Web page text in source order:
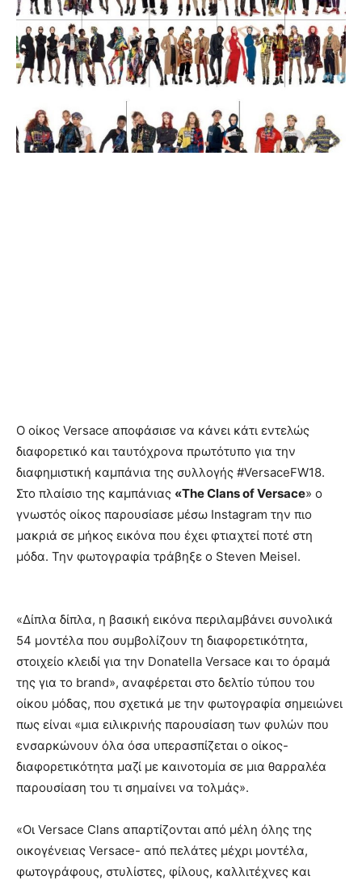
Ο οίκος Versace αποφάσισε να κάνει κάτι εντελώς
διαφορετικό και ταυτόχρονα πρωτότυπο για την
διαφημιστική καμπάνια της συλλογής #VersaceFW18.
Στο πλαίσιο της καμπάνιας «The Clans of Versace» ο
γνωστός οίκος παρουσίασε μέσω Instagram την πιο
μακριά σε μήκος εικόνα που έχει φτιαχτεί ποτέ στη
μόδα. Την φωτογραφία τράβηξε ο Steven Meisel.
«Δίπλα δίπλα, η βασική εικόνα περιλαμβάνει συνολικά
54 μοντέλα που συμβολίζουν τη διαφορετικότητα,
στοιχείο κλειδί για την Donatella Versace και το όραμά
της για το brand», αναφέρεται στο δελτίο τύπου του
οίκου μόδας, που σχετικά με την φωτογραφία σημειώνει
πως είναι «μια ειλικρινής παρουσίαση των φυλών που
ενσαρκώνουν όλα όσα υπερασπίζεται ο οίκος-
διαφορετικότητα μαζί με καινοτομία σε μια θαρραλέα
παρουσίαση του τι σημαίνει να τολμάς».
«Οι Versace Clans απαρτίζονται από μέλη όλης της
οικογένειας Versace- από πελάτες μέχρι μοντέλα,
φωτογράφους, στυλίστες, φίλους, καλλιτέχνες και